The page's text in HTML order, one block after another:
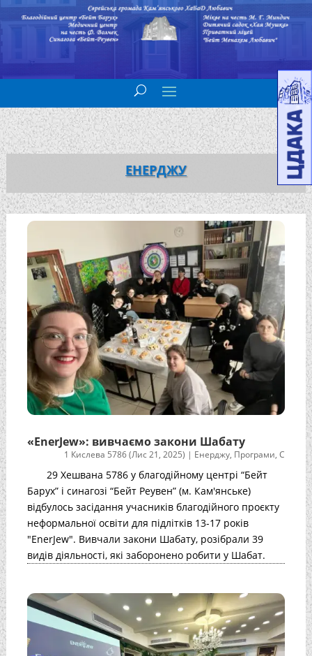
ЕНЕРДЖУ
«EnerJew»: вивчаємо закони Шабату
1 Кислева 5786 (Лис 21, 2025) | Енерджу, Програми,С
29 Хешвана 5786 у благодійному центрі “Бейт
Барух” і синагозі “Бейт Реувен” (м. Кам'янське)
відбулось засідання учасників благодійного проєкту
неформальної освіти для підлітків 13-17 років
"EnerJew". Вивчали закони Шабату, розібрали 39
видів діяльності, які заборонено робити у Шабат.